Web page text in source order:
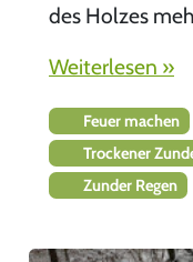
des Holzes
Weiterlesen »
Feuer machen
Trockener
Zunder Regen